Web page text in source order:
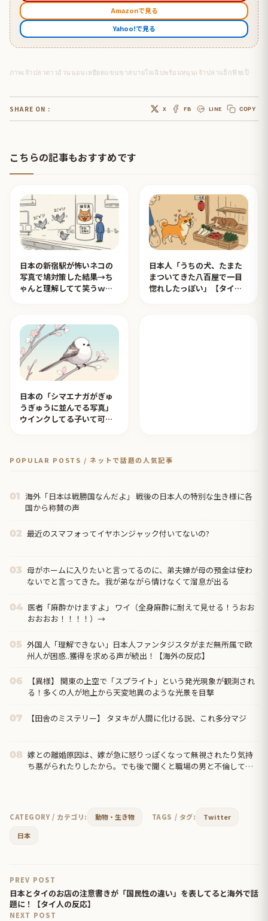
Amazonで見る
Yahoo!で見る
ภาพเจ้าปลาดาวอ้วนนอนเหยียดแขนขาสบายใจเฉิบพร้อมหนุนเจ้าปลาแฮ็กฟิชเป็นหมอนภาพนี้
SHARE ON : X FB LINE COPY
こちらの記事もおすすめです
日本の新宿駅が怖いネコの
写真で鳩対策した結果→ち
ゃんと理解してて笑うｗｗ
日本人「うちの犬、たまた
まついてきた八百屋で一目
惚れしたっぽい」【タイ人
日本の「シマエナガがぎゅ
うぎゅうに並んでる写真」
ウインクしてる子いて可愛
POPULAR POSTS / ネットで話題の人気記事
01 海外「日本は戦勝国なんだよ」 戦後の日本人の特別な生き様に各
国から称賛の声
02 最近のスマフォってイヤホンジャック付いてないの?
03 母がホームに入りたいと言ってるのに、弟夫婦が母の預金は使わ
ないでと言ってきた。我が弟ながら情けなくて溜息が出る
04 医者「麻酔かけますよ」 ワイ（全身麻酔に耐えて見せる！うおお
おおおお！！！！）→
05 外国人「理解できない」日本人ファンタジスタがまだ無所属で欧
州人が困惑..獲得を求める声が続出！【海外の反応】
06
【異様】 関東の上空で「スプライト」という発光現象が観測され
る！多くの人が地上から天変地異のような光景を目撃
07 【田舎のミステリー】 タヌキが人間に化ける説、これ多分マジ
08 嫁との離婚原因は、嫁が急に怒りっぽくなって無視されたり気持
ち悪がられたりしたから。でも後で聞くと職場の男と不倫してい
CATEGORY / カテゴリ: 動物・生き物 TAGS / タグ:
Twitter
日本
PREV POST
日本とタイのお店の注意書きが「国民性の違い」を表してると海外で話
題に！【タイ人の反応】
NEXT POST